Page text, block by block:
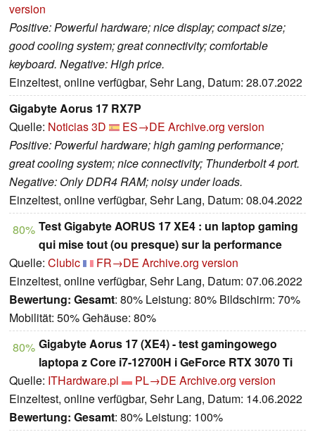
version
Positive: Powerful hardware; nice display; compact size;
good cooling system; great connectivity; comfortable
keyboard. Negative: High price.
Einzeltest, online verfügbar, Sehr Lang, Datum: 28.07.2022
Gigabyte Aorus 17 RX7P
Quelle: Noticias 3D ES→DE Archive.org version
Positive: Powerful hardware; high gaming performance;
great cooling system; nice connectivity; Thunderbolt 4 port.
Negative: Only DDR4 RAM; noisy under loads.
Einzeltest, online verfügbar, Sehr Lang, Datum: 08.04.2022
80% Test Gigabyte AORUS 17 XE4 : un laptop gaming
qui mise tout (ou presque) sur la performance
Quelle: Clubic FR→DE Archive.org version
Einzeltest, online verfügbar, Sehr Lang, Datum: 07.06.2022
Bewertung: Gesamt: 80% Leistung: 80% Bildschirm: 70%
Mobilität: 50% Gehäuse: 80%
80% Gigabyte Aorus 17 (XE4) - test gamingowego
laptopa z Core i7-12700H i GeForce RTX 3070 Ti
Quelle: ITHardware.pl PL→DE Archive.org version
Einzeltest, online verfügbar, Sehr Lang, Datum: 14.06.2022
Bewertung: Gesamt: 80% Leistung: 100%